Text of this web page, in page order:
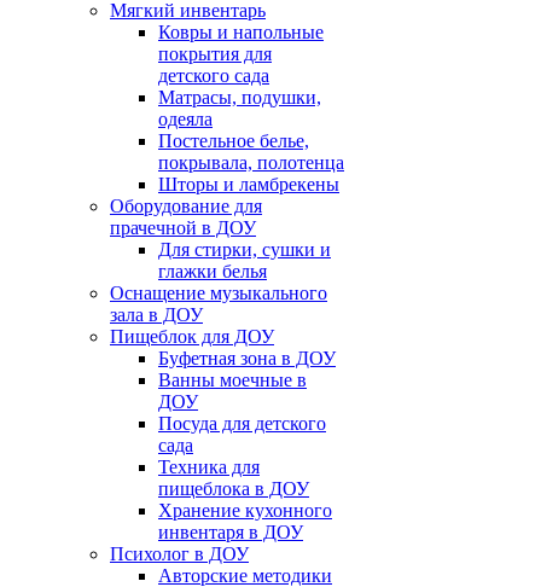
Мягкий инвентарь
Ковры и напольные
покрытия для
детского сада
Матрасы, подушки,
одеяла
Постельное белье,
покрывала, полотенца
Шторы и ламбрекены
Оборудование для
прачечной в ДОУ
Для стирки, сушки и
глажки белья
Оснащение музыкального
зала в ДОУ
Пищеблок для ДОУ
Буфетная зона в ДОУ
Ванны моечные в
ДОУ
Посуда для детского
сада
Техника для
пищеблока в ДОУ
Хранение кухонного
инвентаря в ДОУ
Психолог в ДОУ
Авторские методики